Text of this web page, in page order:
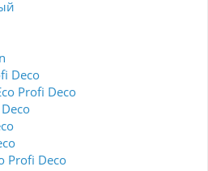
Deco
Profi Deco
Profi Deco